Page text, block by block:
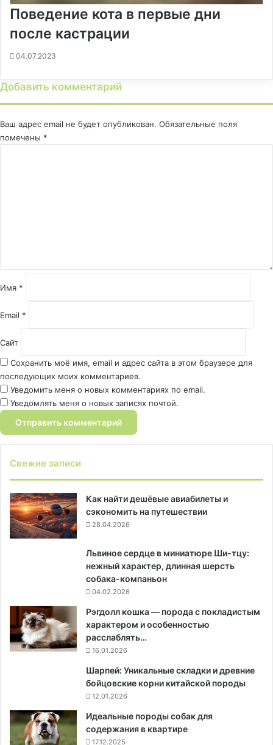
Поведение кота в первые дни
после кастрации
04.07.2023
Добавить комментарий
Ваш адрес email не будет опубликован. Обязательные поля
помечены *
и
й
Имя *
Email *
Сайт
Сохранить моё имя, email и адрес сайта в этом браузере для
последующих моих комментариев.
Уведомить меня о новых комментариях по email.
Уведомлять меня о новых записях почтой.
Свежие записи
Как найти дешёвые авиабилеты и
сэкономить на путешествии
28.04.2026
Львиное сердце в миниатюре Ши-тцу:
нежный характер, длинная шерсть
собака-компаньон
04.02.2026
Рэгдолл кошка — порода с покладистым
характером и особенностью
расслаблять…
16.01.2026
Шарпей: Уникальные складки и древние
бойцовские корни китайской породы
12.01.2026
Идеальные породы собак для
содержания в квартире
17.12.2025